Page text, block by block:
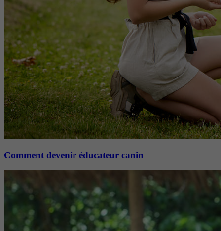
Comment devenir éducateur canin